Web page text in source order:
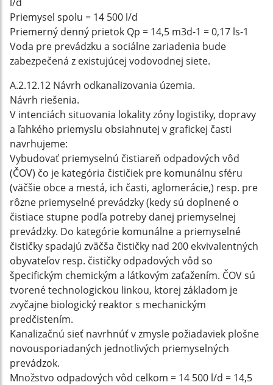
Priemysel spolu = 14 500 l/d
Priemerný denný prietok Qp = 14,5 m3d-1 = 0,17 ls-1
Voda pre prevádzku a sociálne zariadenia bude
zabezpečená z existujúcej vodovodnej siete.
A.2.12.12 Návrh odkanalizovania územia.
Návrh riešenia.
V intenciách situovania lokality zóny logistiky, dopravy
a ľahkého priemyslu obsiahnutej v grafickej časti
navrhujeme:
Vybudovať priemyselnú čistiareň odpadových vôd
(ČOV) čo je kategória čističiek pre komunálnu sféru
(väčšie obce a mestá, ich časti, aglomerácie,) resp. pre
rôzne priemyselné prevádzky (kedy sú doplnené o
čistiace stupne podľa potreby danej priemyselnej
prevádzky. Do kategórie komunálne a priemyselné
čističky spadajú zväčša čističky nad 200 ekvivalentných
obyvateľov resp. čističky odpadových vôd so
špecifickým chemickým a látkovým zaťažením. ČOV sú
tvorené technologickou linkou, ktorej základom je
zvyčajne biologický reaktor s mechanickým
predčistením.
Kanalizačnú sieť navrhnúť v zmysle požiadaviek plošne
novousporiadaných jednotlivých priemyselných
prevádzok.
Množstvo odpadových vôd celkom = 14 500 l/d = 14,5